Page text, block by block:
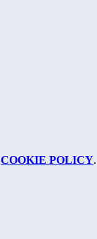
COOKIE POLICY.